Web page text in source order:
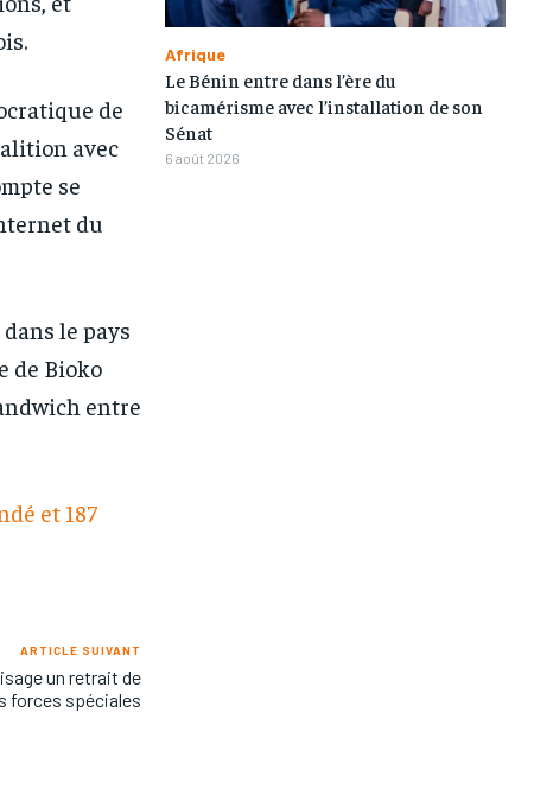
de
avec
se
du
le pays
de Bioko
entre
et 187
ARTICLE SUIVANT
un retrait de
forces spéciales
Afrique
Le Bénin entre dans l’ère du
bicamérisme avec l’installation de son
Sénat
6 août 2026